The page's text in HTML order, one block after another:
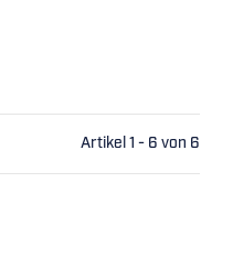
Artikel 1 - 6 von 6